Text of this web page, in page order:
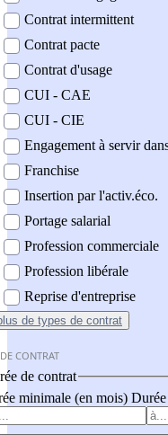
Contrat intermittent
Contrat pacte
Contrat d'usage
CUI - CAE
CUI - CIE
Engagement à servir
Franchise
Insertion par l'activ.éco.
Portage salarial
Profession commerciale
Profession libérale
Reprise d'entreprise
de types de contrat
CONTRAT
de contrat
minimale (en mois)